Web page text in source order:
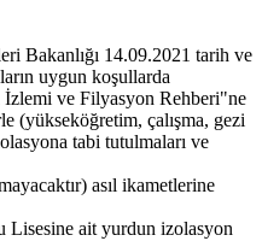
Bakanlığı 14.09.2021 tarih ve
uygun koşullarda
İzlemi ve Filyasyon Rehberi"ne
(yükseköğretim, çalışma, gezi
tabi tutulmaları ve
asıl ikametlerine
Lisesine ait yurdun izolasyon